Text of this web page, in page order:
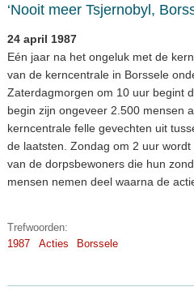
‘Nooit meer Tsjernobyl,
24 april 1987
Eén jaar na het ongeluk met de
van de kerncentrale in Borssele
Zaterdagmorgen om 10 uur begint
begin zijn ongeveer 2.500 mensen
kerncentrale felle gevechten uit
de laatsten. Zondag om 2 uur
van de dorpsbewoners die hun
mensen nemen deel waarna de
Trefwoorden:
1987
Acties Borssele